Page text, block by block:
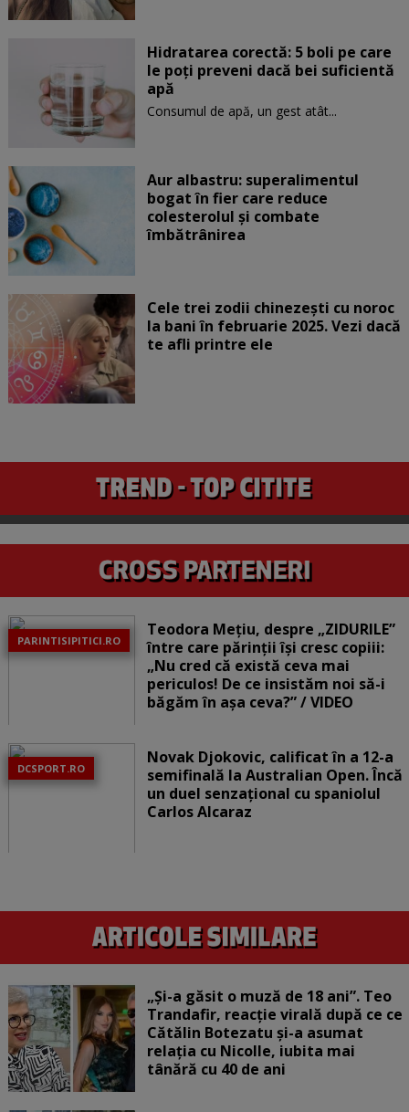
Hidratarea corectă: 5 boli pe care
le poți preveni dacă bei suficientă
apă
Consumul de apă, un gest atât...
Aur albastru: superalimentul
bogat în fier care reduce
colesterolul și combate
îmbătrânirea
Cele trei zodii chinezești cu noroc
la bani în februarie 2025. Vezi dacă
te afli printre ele
PARINTISIPITICI.RO
Teodora Mețiu, despre „ZIDURILE”
între care părinții își cresc copiii:
„Nu cred că există ceva mai
periculos! De ce insistăm noi să-i
băgăm în așa ceva?” / VIDEO
DCSPORT.RO
Novak Djokovic, calificat în a 12-a
semifinală la Australian Open. Încă
un duel senzațional cu spaniolul
Carlos Alcaraz
„Și-a găsit o muză de 18 ani”. Teo
Trandafir, reacție virală după ce ce
Cătălin Botezatu și-a asumat
relația cu Nicolle, iubita mai
tânără cu 40 de ani